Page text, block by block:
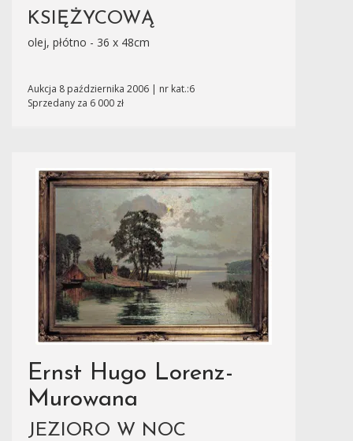
KSIĘŻYCOWĄ
olej, płótno - 36 x 48cm
Aukcja 8 października 2006 | nr kat.:6
Sprzedany za 6 000 zł
Ernst Hugo Lorenz-
Murowana
JEZIORO W NOC